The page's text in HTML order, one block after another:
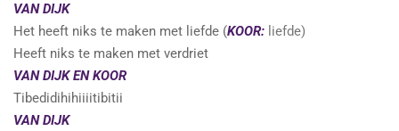
VAN DIJK
Het heeft niks te maken met liefde (KOOR: liefde)
Heeft niks te maken met verdriet
VAN DIJK EN KOOR
Tibedidihihiiiitibitii
VAN DIJK